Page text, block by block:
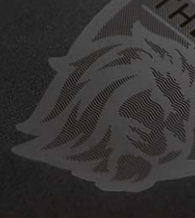
ECOBLOCK
verhindert
sublimierten und
Textilien und